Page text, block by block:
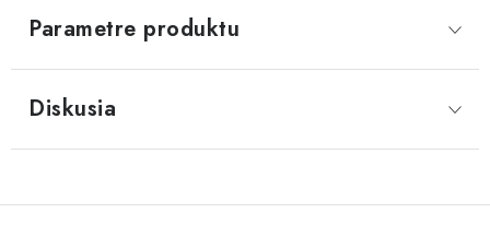
Parametre produktu
Diskusia